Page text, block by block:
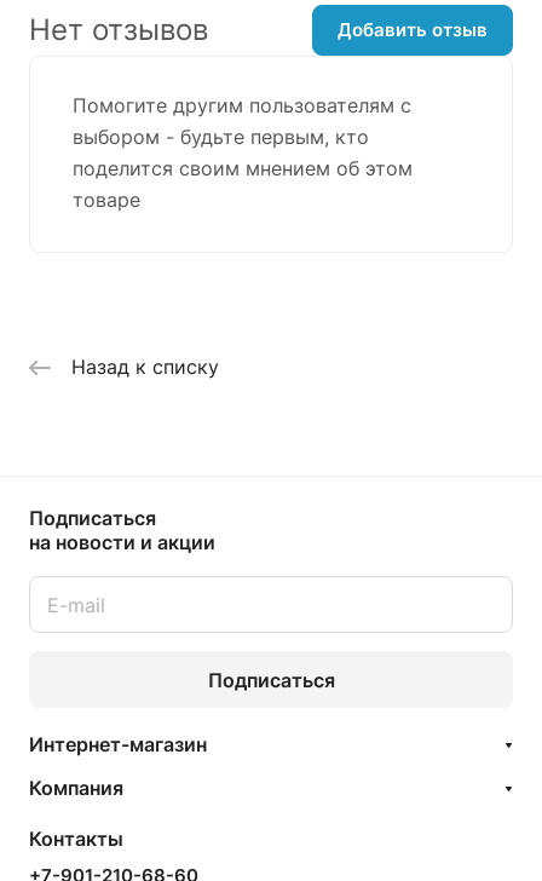
Помогите другим пользователям с
выбором - будьте первым, кто
поделится своим мнением об этом
товаре
Нет отзывов Добавить отзыв
Назад к списку
Подписаться
на новости и акции
Подписаться
Интернет-магазин
Компания
Контакты
+7-901-210-68-60